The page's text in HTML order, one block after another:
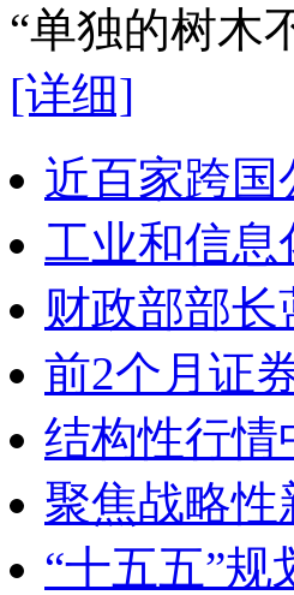
“单独的树木
[详细]
近百家跨
工业和信息
财政部部
前2个月证
结构性行情
聚焦战略
“十五五”